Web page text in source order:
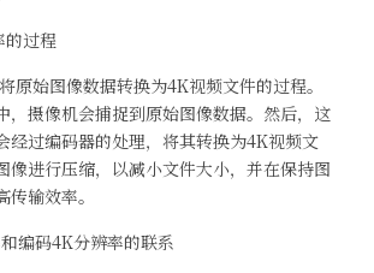
的过程
原始图像数据转换为4K视频文件的过程。
，摄像机会捕捉到原始图像数据。然后，这
经过编码器的处理，将其转换为4K视频文
像进行压缩，以减小文件大小，并在保持图
传输效率。
编码4K分辨率的联系